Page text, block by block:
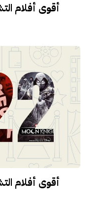
أقوى أفلام
أقوى أفلام